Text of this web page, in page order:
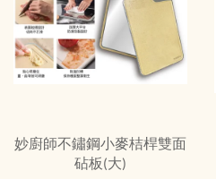
妙廚師不鏽鋼小麥桔桿雙面
砧板(大)